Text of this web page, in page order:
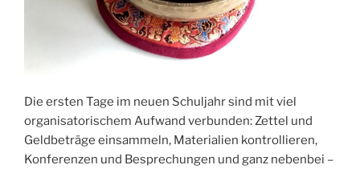
Die ersten Tage im neuen Schuljahr sind mit viel
organisatorischem Aufwand verbunden: Zettel und
Geldbeträge einsammeln, Materialien kontrollieren,
Konferenzen und Besprechungen und ganz nebenbei –